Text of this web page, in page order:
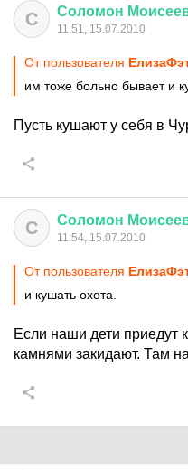
С Соломон
11:51, 15.07.2010
От пользователя
им тоже больно бывает и
Пусть кушают у себя в
С Соломон
11:54, 15.07.2010
От пользователя
и кушать охота.
Если наши дети приедут
камнями закидают. Там